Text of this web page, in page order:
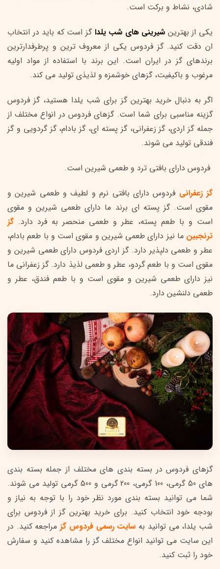
شادی، نشاط و برکت است.
یکی از بهترین شیرینی های شب یلدا گز است که باید در انتخاب
ان دقت کنید. گز فردوس یکی از معروف ترین و پرطرفدارترین
برندهای گز در ایران است. این برند با استفاده از مواد اولیه
مرغوب و باکیفیت، گزهای خوشمزه و لذیذی تولید می کند.
اگر به دنبال خرید بهترین گز برای شب یلدا هستید، گز فردوس
گزینه مناسبی برای شما است. گزهای فردوس در انواع مختلف از
جمله گز اردی، گز زعفرانی، گز پسته ای، گز بادام، گز گردویی و گز
فندقی تولید می شوند.
فردوس دارای بافتی ترد و طعمی شیرین است.
گز زعفرانی فردوس دارای بافتی نرم و لطیف و طعمی شیرین و
مقوی است. گز پسته ای برند ما دارای طعمی شیرین و مقوی
است و با طعم پسته، عطر و طعمی منحصر به فرد دارد. گز
ترنجبین ما نیز دارای طعمی شیرین و مقوی است و با طعم بادام،
عطر و طعمی دلپذیر دارد. گز اردی فردوس دارای طعمی شیرین و
مقوی است و با طعم گردو، عطر و طعمی لذیذ دارد. گز زعفرانی ما
نیز دارای طعمی شیرین و مقوی است و با طعم فندق، عطر و
طعمی دلنشین دارد.
گزهای فردوس در بسته بندی های مختلف از جمله بسته بندی
های 50 گرمی، 100 گرمی، 200 گرمی و 500 گرمی تولید می شوند.
شما می توانید بسته بندی مورد نظر خود را با توجه به نیاز و
بودجه خود انتخاب کنید. برای خرید بهترین گز از فردوس برای
شب یلدا، می توانید به سایت رسمی فردوس گز مراجعه کنید. در
این سایت می توانید انواع مختلف گز را مشاهده کنید و سفارش
خود را ثبت کنید.